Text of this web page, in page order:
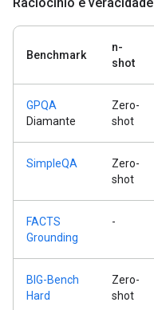
Benchmark
n-
shot
GPQA
Diamante
Zero-
shot
SimpleQA
Zero-
shot
FACTS
Grounding
-
BIG-Bench
Hard
Zero-
shot